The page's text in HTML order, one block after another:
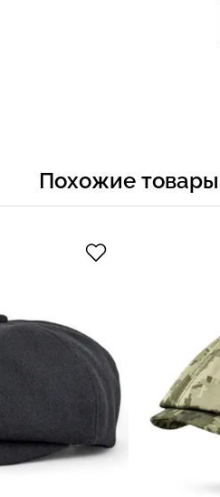
Похожие товары